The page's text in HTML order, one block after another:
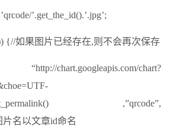
’.get_the_id().’.jpg’;
{//如果图片已经存在,则不会再次保存
chart?
,”qrcode”,
片名以文章id命名